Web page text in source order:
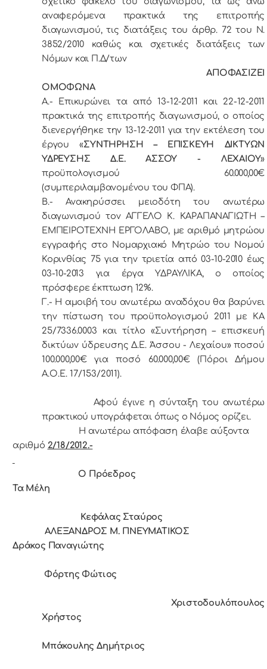
αναφερόμενα πρακτικά της επιτροπής
διαγωνισμού, τις διατάξεις του άρθρ. 72 του Ν.
3852/2010 καθώς και σχετικές διατάξεις των
Νόμων και Π.Δ/των
ΑΠΟΦΑΣΙΖΕΙ
ΟΜΟΦΩΝΑ
Α.- Επικυρώνει τα από 13-12-2011 και 22-12-2011
πρακτικά της επιτροπής διαγωνισμού, ο οποίος
διενεργήθηκε την 13-12-2011 για την εκτέλεση του
έργου «ΣΥΝΤΗΡΗΣΗ – ΕΠΙΣΚΕΥΗ ΔΙΚΤΥΩΝ
ΥΔΡΕΥΣΗΣ Δ.Ε. ΑΣΣΟΥ - ΛΕΧΑΙΟΥ»
προϋπολογισμού 60.000,00€
(συμπεριλαμβανομένου του ΦΠΑ).
Β.- Ανακηρύσσει μειοδότη του ανωτέρω
διαγωνισμού τον ΑΓΓΕΛΟ Κ. ΚΑΡΑΠΑΝΑΓΙΩΤΗ –
ΕΜΠΕΙΡΟΤΕΧΝΗ ΕΡΓΟΛΑΒΟ, με αριθμό μητρώου
εγγραφής στο Νομαρχιακό Μητρώο του Νομού
Κορινθίας 75 για την τριετία από 03-10-2010 έως
03-10-2013 για έργα ΥΔΡΑΥΛΙΚΑ, ο οποίος
πρόσφερε έκπτωση 12%.
Γ.- Η αμοιβή του ανωτέρω αναδόχου θα βαρύνει
την πίστωση του προϋπολογισμού 2011 με
ΚΑ
25/7336.0003 και τίτλο «Συντήρηση – επισκευή
δικτύων ύδρευσης Δ.Ε. Άσσου - Λεχαίου» ποσού
100.000,00€ για ποσό 60.000,00€ (Πόροι Δήμου
Α.Ο.Ε. 17/153/2011).
Αφού έγινε η σύνταξη του ανωτέρω
πρακτικού υπογράφεται όπως ο Νόμος ορίζει.
Η αvωτέρω απόφαση έλαβε αύξοντα
αριθμό 2/18/2012.-
Ο Πρόεδρoς
Τα Μέλη
Κεφάλας Σταύρος
ΑΛΕΞΑΝΔΡΟΣ Μ. ΠΝΕΥΜΑΤΙΚΟΣ
Δράκος Παναγιώτης
Φόρτης Φώτιος
Χριστοδουλόπουλος
Χρήστος
Μπάκουλης Δημήτριος